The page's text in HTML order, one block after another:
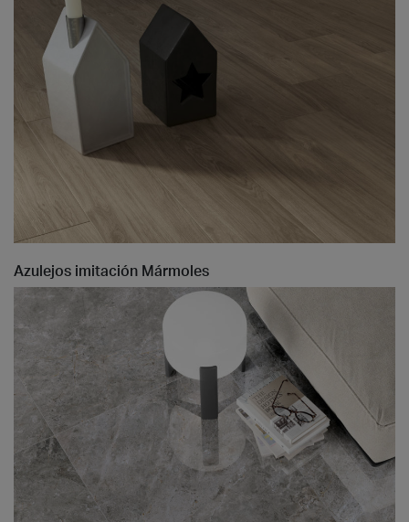
Azulejos imitación Mármoles